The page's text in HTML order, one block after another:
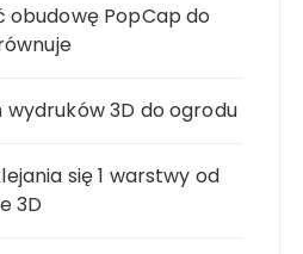
obudowę PopCap do
3D do ogrodu
się 1 warstwy od
3D